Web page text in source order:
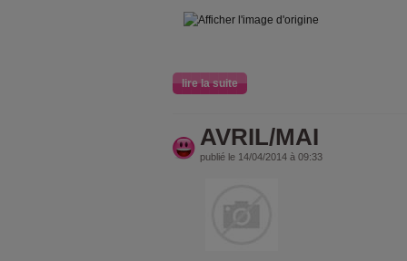
lire la suite
AVRIL/MAI
publié le 14/04/2014 à 09:33